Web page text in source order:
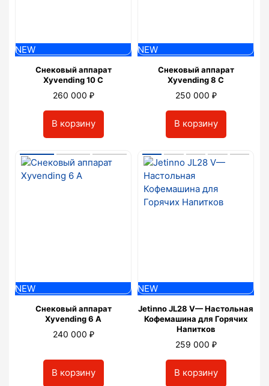
NEW
Снековый аппарат
Xyvending 10 С
260 000 ₽
В корзину
NEW
Снековый аппарат
Xyvending 8 С
250 000 ₽
В корзину
NEW
Снековый аппарат
Xyvending 6 A
240 000 ₽
В корзину
NEW
Jetinno JL28 V— Настольная
Кофемашина для Горячих
Напитков
259 000 ₽
В корзину